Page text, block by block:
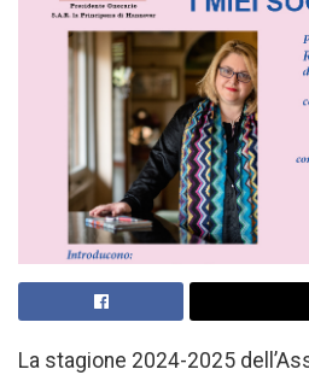
La stagione 2024-2025